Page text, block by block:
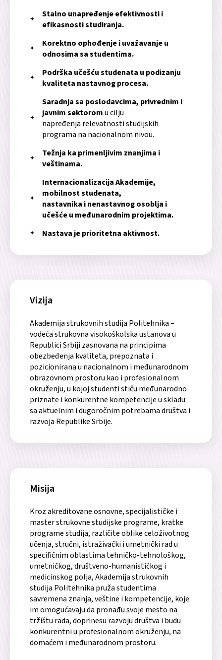
Stalno unapređenje efektivnosti i
efikasnosti studiranja.
Korektno ophođenje i uvažavanje u
odnosima sa studentima.
Podrška učešću studenata u podizanju
kvaliteta nastavnog procesa.
Saradnja sa poslodavcima, privrednim i
javnim sektoromu cilju
napređenja relevatnosti studijskih
programa na nacionalnom nivou.
Težnja ka primenljivim znanjima i
veštinama.
Internacionalizacija Akademije,
mobilnost studenata,
nastavnika i nenastavnog osoblja i
učešće u međunarodnim projektima.
Nastava je prioritetna aktivnost.
Vizija
Akademija strukovnih studija Politehnika –
vodeća strukovna visokoškolska ustanova u
Republici Srbiji zasnovana na principima
obezbeđenja kvaliteta, prepoznata i
pozicionirana u nacionalnom i međunarodnom
obrazovnom prostoru kao i profesionalnom
okruženju, u kojoj studenti stiču međunarodno
priznate i konkurentne kompetencije u skladu
sa aktuelnim i dugoročnim potrebama društva i
razvoja Republike Srbije.
Misija
Kroz akreditovane osnovne, specijalističke i
master strukovne studijske programe, kratke
programe studija, različite oblike celoživotnog
učenja, stručni, istraživački i umetnički rad u
specifičnim oblastima tehničko-tehnološkog,
umetničkog, društveno-humanističkog i
medicinskog polja, Akademija strukovnih
studija Politehnika pruža studentima
savremena znanja, veštine i kompetencije, koje
im omogućavaju da pronađu svoje mesto na
tržištu rada, doprinesu razvoju društva i budu
konkurentni u profesionalnom okruženju, na
domaćem i međunarodnom prostoru.